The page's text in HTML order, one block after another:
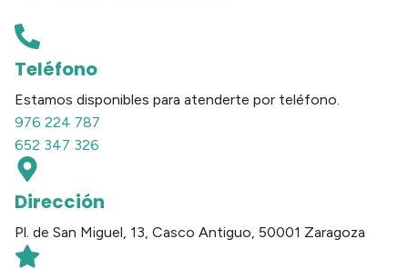
Teléfono
Estamos disponibles para atenderte por teléfono.
976 224 787
652 347 326
Dirección
Pl. de San Miguel, 13, Casco Antiguo, 50001 Zaragoza